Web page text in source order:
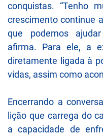
conquistas. “Tenho
crescimento continue
que podemos
afirma. Para ele, a
diretamente ligada à
vidas, assim como
Encerrando a
lição que carrega do
a capacidade de